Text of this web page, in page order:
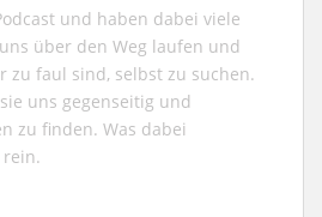
und haben dabei viele
über den Weg laufen und
zu faul sind, selbst zu suchen.
uns gegenseitig und
zu finden. Was dabei
rein.